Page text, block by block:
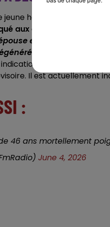
jeune homme a
aux enquêteurs
"avoir
et la fille de ce
rapporte le
Déféré ce
Il est actuellement
:
46 ans mortellement
June 4, 2026